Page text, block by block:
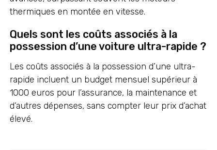
thermiques en montée en vitesse.
Quels sont les coûts associés à la
possession d’une voiture ultra-rapide ?
Les coûts associés à la possession d’une ultra-
rapide incluent un budget mensuel supérieur à
1000 euros pour l’assurance, la maintenance et
d’autres dépenses, sans compter leur prix d’achat
élevé.